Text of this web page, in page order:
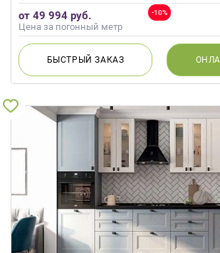
-10%
от 49 994 руб.
Цена за погонный метр
БЫСТРЫЙЗАКАЗ